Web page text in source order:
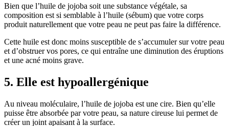
Bien que l’huile de jojoba soit une substance végétale, sa
composition est si semblable à l’huile (sébum) que votre corps
produit naturellement que votre peau ne peut pas faire la différence.
Cette huile est donc moins susceptible de s’accumuler sur votre peau
et d’obstruer vos pores, ce qui entraîne une diminution des éruptions
et une acné moins grave.
5. Elle est hypoallergénique
Au niveau moléculaire, l’huile de jojoba est une cire. Bien qu’elle
puisse être absorbée par votre peau, sa nature cireuse lui permet de
créer un joint apaisant à la surface.